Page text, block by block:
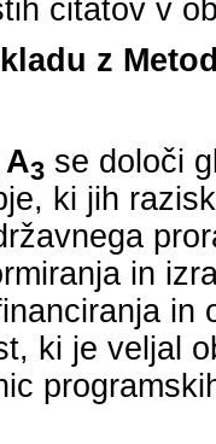
citatov v
z
3 se določi
ki jih
in
in
ki je veljal